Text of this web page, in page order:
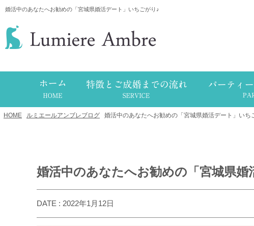
婚活中のあなたへお勧めの「宮城県婚活デート」いちごがり♪
HOME ルミエールアンブレブログ 婚活中のあなたへお勧めの「宮城県婚活デート」いち
婚活中のあなたへお勧めの「宮城県婚
DATE : 2022年1月12日